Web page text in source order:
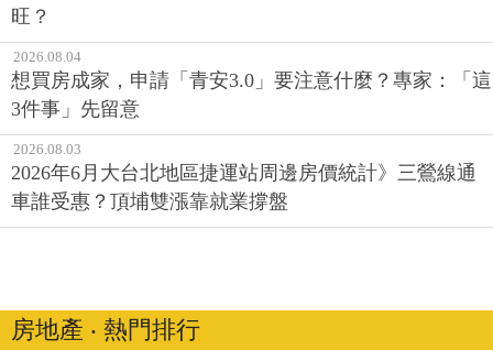
旺？
2026.08.04
想買房成家，申請「青安3.0」要注意什麼？專家：「這
3件事」先留意
2026.08.03
2026年6月大台北地區捷運站周邊房價統計》三鶯線通
車誰受惠？頂埔雙漲靠就業撐盤
房地產 ‧ 熱門排行